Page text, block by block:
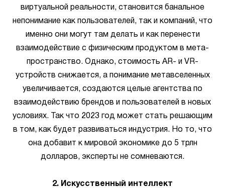
виртуальной реальности, становится банальное
непонимание как пользователей, так и компаний, что
именно они могут там делать и как перенести
взаимодействие с физическим продуктом в мета-
пространство. Однако, стоимость AR- и VR-
устройств снижается, а понимание метавселенных
увеличивается, создаются целые агентства по
взаимодействию брендов и пользователей в новых
условиях. Так что 2023 год может стать решающим
в том, как будет развиваться индустрия. Но то, что
она добавит к мировой экономике до 5 трлн
долларов, эксперты не сомневаются.
2. Искусственный интеллект